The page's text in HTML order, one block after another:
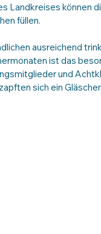
Landkreises können
füllen.
ausreichend
ist das
und
sich ein